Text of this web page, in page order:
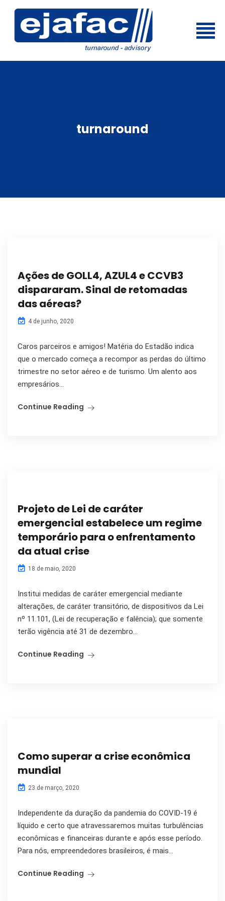
turnaround
Ações de GOLL4, AZUL4 e CCVB3
dispararam. Sinal de retomadas
das aéreas?
4 de junho, 2020
Caros parceiros e amigos! Matéria do Estadão indica
que o mercado começa a recompor as perdas do último
trimestre no setor aéreo e de turismo. Um alento aos
empresários...
Continue Reading
Projeto de Lei de caráter
emergencial estabelece um regime
temporário para o enfrentamento
da atual crise
18 de maio, 2020
Institui medidas de caráter emergencial mediante
alterações, de caráter transitório, de dispositivos da Lei
nº 11.101, (Lei de recuperação e falência); que somente
terão vigência até 31 de dezembro...
Continue Reading
Como superar a crise econômica
mundial
23 de março, 2020
Independente da duração da pandemia do COVID-19 é
líquido e certo que atravessaremos muitas turbulências
econômicas e financeiras durante e após esse período.
Para nós, empreendedores brasileiros, é mais...
Continue Reading